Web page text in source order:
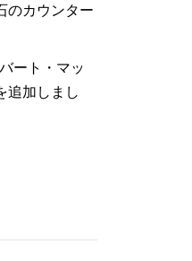
のカウンター
ート・マッ
追加しまし